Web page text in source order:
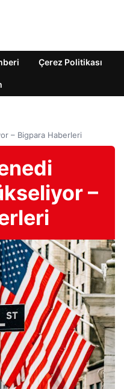
Çerez Politikası
– Bigpara Haberleri
–